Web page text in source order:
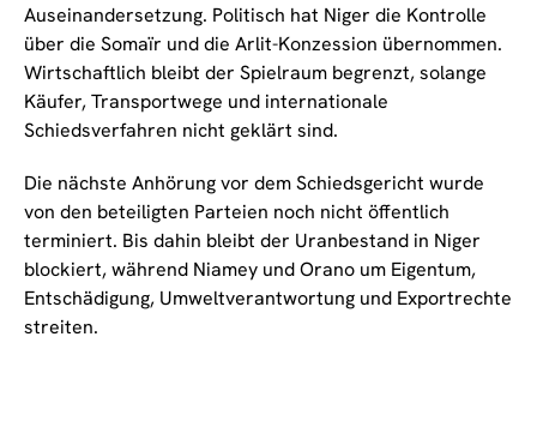
Auseinandersetzung. Politisch hat Niger die Kontrolle
über die Somaïr und die Arlit-Konzession übernommen.
Wirtschaftlich bleibt der Spielraum begrenzt, solange
Käufer, Transportwege und internationale
Schiedsverfahren nicht geklärt sind.
Die nächste Anhörung vor dem Schiedsgericht wurde
von den beteiligten Parteien noch nicht öffentlich
terminiert. Bis dahin bleibt der Uranbestand in Niger
blockiert, während Niamey und Orano um Eigentum,
Entschädigung, Umweltverantwortung und Exportrechte
streiten.